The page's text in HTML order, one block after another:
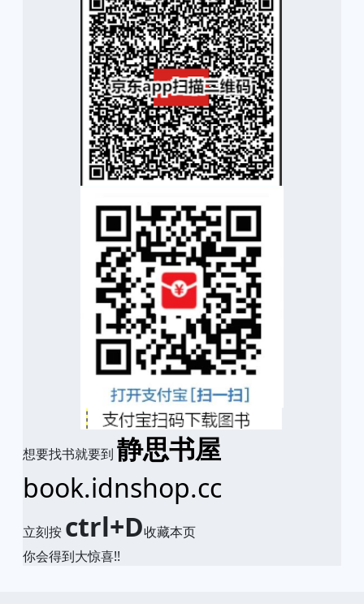
想要找书就要到 静思书屋
book.idnshop.cc
立刻按 ctrl+D收藏本页
你会得到大惊喜!!